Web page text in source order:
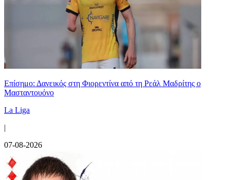
Επίσημο: Δανεικός στη Φιορεντίνα από τη Ρεάλ Μαδρίτης ο
Μασταντουόνο
La Liga
|
07-08-2026